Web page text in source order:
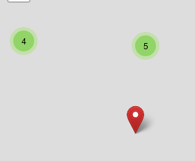
Kärnten
Salzburg
5
4